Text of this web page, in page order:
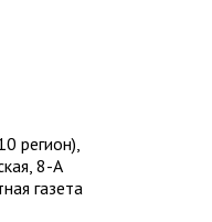
регион),
8-A
газета